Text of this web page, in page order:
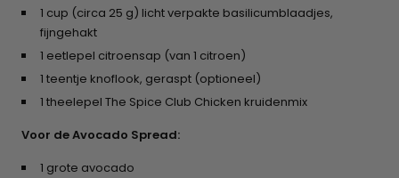
1 cup (circa 25 g) licht verpakte basilicumblaadjes,
fijngehakt
1 eetlepel citroensap (van 1 citroen)
1 teentje knoflook, geraspt (optioneel)
1 theelepel The Spice Club Chicken kruidenmix
Voor de Avocado Spread:
1 grote avocado